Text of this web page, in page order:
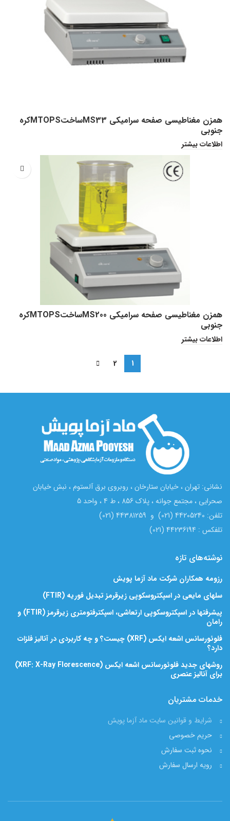
همزن مغناطیسی صفحه سرامیکی MS33ساختMTOPSکره
جنوبی
اطلاعات بیشتر
همزن مغناطیسی صفحه سرامیکی MS200ساختMTOPSکره
جنوبی
اطلاعات بیشتر
1
2
نشانی: تهران ، خیابان ستارخان ، روبروی برق آلستوم ، نبش خیابان
صحرایی ، مجتمع جوانه ، پلاک 856 ، ط 4 ، واحد 5
تلفن: 44205240 (021) و 44381259 (021)
تلفکس : 44236194 (021)
نوشته‌های تازه
رزومه همکاران شرکت ماد آزما پویش
سلهای مایعی در اسپکتروسکوپی زیرقرمز تبدیل فوریه (FTIR)
پیشرفتها در اسپکتروسکوپی ارتعاشی، اسپکترفتومتری زیرقرمز (FTIR) و
رامان
فلوئورسانس اشعه ایکس (XRF) چیست؟ و چه کاربردی در آنالیز فلزات
دارد؟
روشهای جدید فلوئورسانس اشعه ایکس (XRF: X-Ray Florescence)
برای آنالیز عنصری
خدمات مشتریان
شرایط و قوانین سایت ماد آزما پویش
حریم خصوصی
نحوه ثبت سفارش
رویه ارسال سفارش